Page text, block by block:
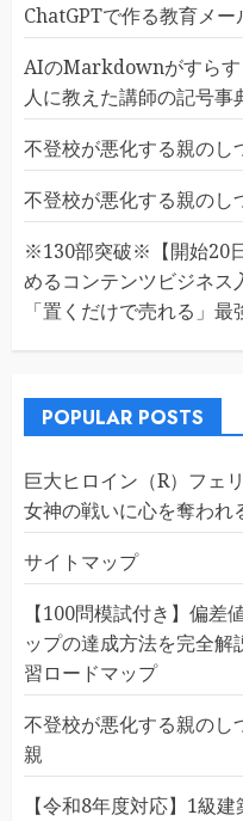
ChatGPTで作る教育メ
AIのMarkdownがすらす
人に教えた講師の記号事
不登校が悪化する親の
不登校が悪化する親の
※130部突破※【開始20
めるコンテンツビジネス
「置くだけで売れる」
POPULAR POSTS
巨大ヒロイン（R）フェ
女神の戦いに心を奪われ
サイトマップ
【100問模試付き】偏差
ップの達成方法を完全
習ロードマップ
不登校が悪化する親の
親
【令和8年度対応】1級